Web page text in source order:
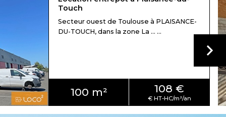
Touch
Secteur ouest de Toulouse à PLAISANCE-
DU-TOUCH, dans la zone La ... ...
100 m² 108 €